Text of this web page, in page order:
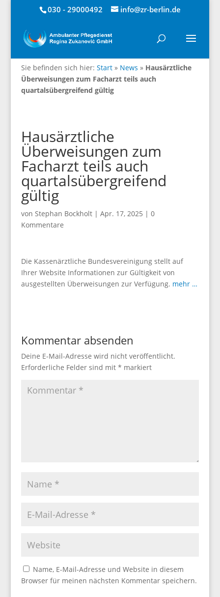
030 - 29000492 info@zr-berlin.de
Sie befinden sich hier: Start» News » Hausärztliche
Überweisungen zum Facharzt teils auch
quartalsübergreifend gültig
Hausärztliche
Überweisungen zum
Facharzt teils auch
quartalsübergreifend
gültig
von Stephan Bockholt| Apr. 17, 2025 | 0
Kommentare
Die Kassenärztliche Bundesvereinigung stellt auf
Ihrer Website Informationen zur Gültigkeit von
ausgestellten Überweisungen zur Verfügung. mehr …
Kommentar absenden
Deine E-Mail-Adresse wird nicht veröffentlicht.
Erforderliche Felder sind mit * markiert
Name, E-Mail-Adresse und Website in diesem
Browser für meinen nächsten Kommentar speichern.